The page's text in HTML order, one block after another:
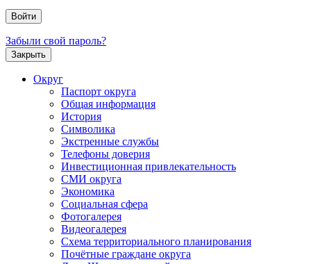
Забыли свой пароль?
Закрыть
Округ
Паспорт округа
Общая информация
История
Символика
Экстренные службы
Телефоны доверия
Инвестиционная привлекательность
СМИ округа
Экономика
Социальная сфера
Фотогалерея
Видеогалерея
Схема территориального планирования
Почётные граждане округа